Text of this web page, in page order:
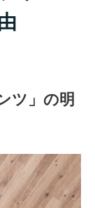
ツ」の明